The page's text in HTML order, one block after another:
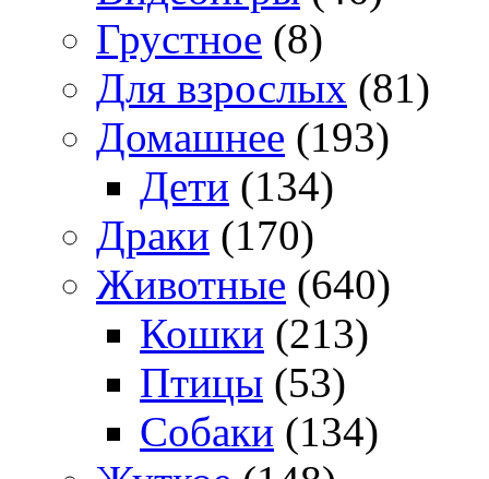
Грустное (8)
Для взрослых (81)
Домашнее (193)
Дети (134)
Драки (170)
Животные (640)
Кошки (213)
Птицы (53)
Собаки (134)